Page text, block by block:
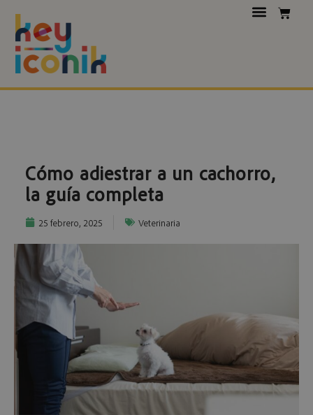
Cómo adiestrar a un cachorro,
la guía completa
25 febrero, 2025 Veterinaria